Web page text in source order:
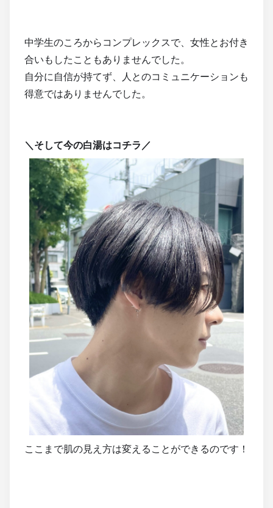
中学生のころからコンプレックスで、女性とお付き
合いもしたこともありませんでした。
自分に自信が持てず、人とのコミュニケーションも
得意ではありませんでした。
＼そして今の白湯はコチラ／
ここまで肌の見え方は変えることができるのです！